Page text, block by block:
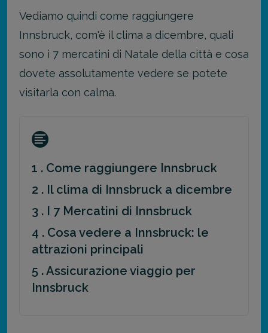
Vediamo quindi come raggiungere
Innsbruck, com'è il clima a dicembre, quali
sono i 7 mercatini di Natale della città e cosa
dovete assolutamente vedere se potete
visitarla con calma.
1 . Come raggiungere Innsbruck
2 . Il clima di Innsbruck a dicembre
3 . I 7 Mercatini di Innsbruck
4 . Cosa vedere a Innsbruck: le
attrazioni principali
5 . Assicurazione viaggio per
Innsbruck